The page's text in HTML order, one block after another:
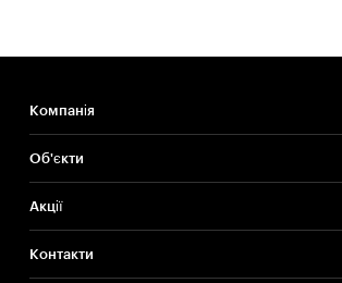
Компанія
Об'єкти
Акції
Контакти